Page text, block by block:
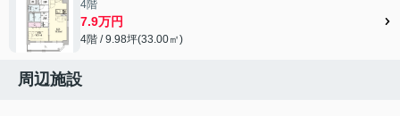
4階
7.9万円
4階 / 9.98坪(33.00㎡)
周辺施設